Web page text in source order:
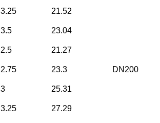
3.25 21.52
DN200
3.5 23.04
2.5 21.27
2.75 23.3
3 25.31
3.25 27.29